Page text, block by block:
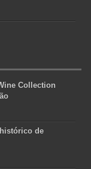
Collection
de